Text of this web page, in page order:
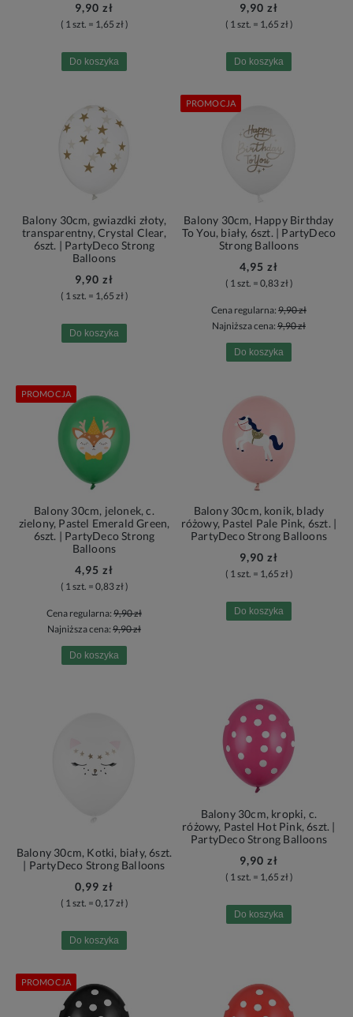
9,90 zł
( 1 szt. = 1,65 zł )
Do koszyka
9,90 zł
( 1 szt. = 1,65 zł )
Do koszyka
Balony 30cm, gwiazdki złoty,
transparentny, Crystal Clear,
6szt. | PartyDeco Strong
Balloons
9,90 zł
( 1 szt. = 1,65 zł )
Do koszyka
Balony 30cm, Happy Birthday
To You, biały, 6szt. | PartyDeco
Strong Balloons
4,95 zł
( 1 szt. = 0,83 zł )
Cena regularna: 9,90 zł
Najniższa cena: 9,90 zł
Do koszyka
PROMOCJA
Balony 30cm, jelonek, c.
zielony, Pastel Emerald Green,
6szt. | PartyDeco Strong
Balloons
4,95 zł
( 1 szt. = 0,83 zł )
Cena regularna: 9,90 zł
Najniższa cena: 9,90 zł
Do koszyka
PROMOCJA
Balony 30cm, konik, blady
różowy, Pastel Pale Pink, 6szt. |
PartyDeco Strong Balloons
9,90 zł
( 1 szt. = 1,65 zł )
Do koszyka
Balony 30cm, Kotki, biały, 6szt.
| PartyDeco Strong Balloons
0,99 zł
( 1 szt. = 0,17 zł )
Do koszyka
Balony 30cm, kropki, c.
różowy, Pastel Hot Pink, 6szt. |
PartyDeco Strong Balloons
9,90 zł
( 1 szt. = 1,65 zł )
Do koszyka
PROMOCJA